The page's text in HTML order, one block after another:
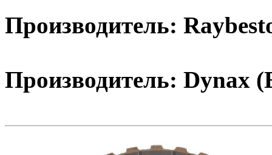
Производитель:
Производитель: Dynax